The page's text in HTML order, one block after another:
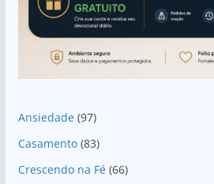
Ansiedade(97)
Casamento(83)
Crescendo na Fé(66)